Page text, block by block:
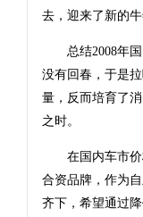
去，迎来了新的
总结2008年国
没有回春，于是
量，反而培育了
之时。
在国内车市价
合资品牌，作为
齐下，希望通过